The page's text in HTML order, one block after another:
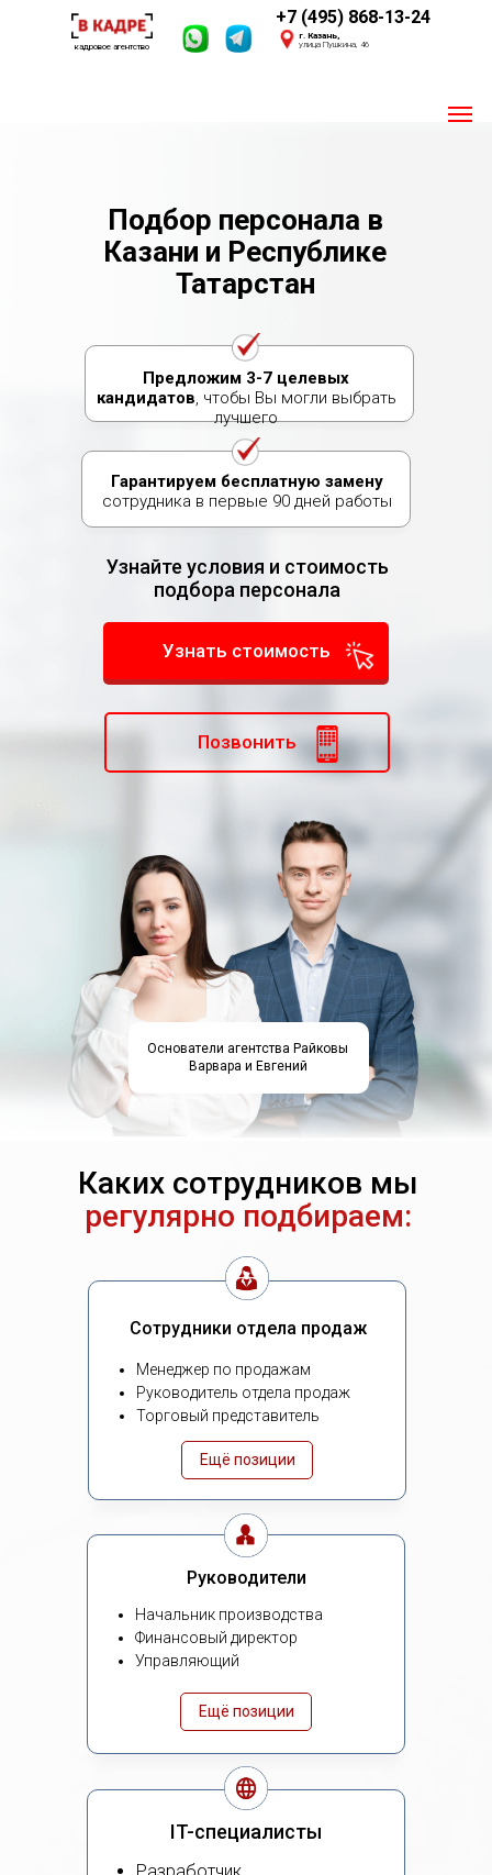
кадровое агентство
Своя база из 2,4 млн. соискателей
Опыт 2016 года
+7 (495) 868-13-24
г. Казань,
улица Пушкина, 46
Подбор персонала в
Казани и Республике
Татарстан
Предложим 3-7 целевых
кандидатов, чтобы Вы могли выбрать
лучшего
Узнайте условия и стоимость
подбора персонала
Узнать стоимость
Гарантируем бесплатную замену
сотрудника в первые 90 дней работы
Основатели агентства Райковы
Варвара и Евгений
Позвонить
Каких сотрудников мы
регулярно подбираем:
Сотрудники отдела продаж
Менеджер по продажам
Руководитель отдела продаж
Торговый представитель
Ещё позиции
Руководители
Начальник производства
Финансовый директор
Управляющий
Ещё позиции
IT-специалисты